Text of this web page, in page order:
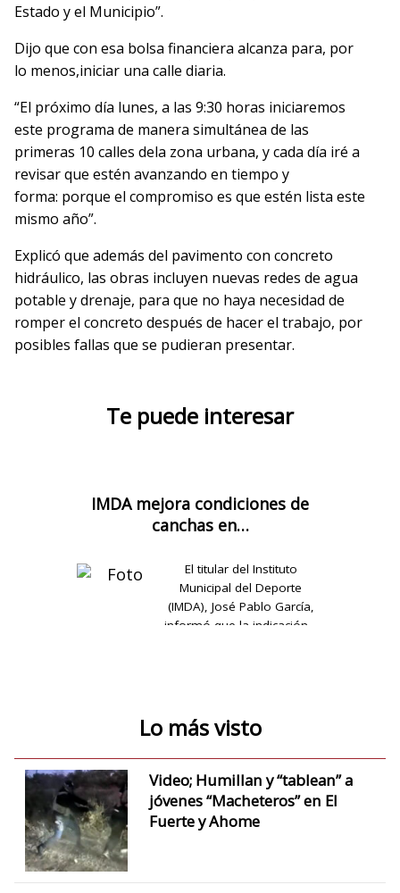
Estado y el Municipio”.
Dijo que con esa bolsa financiera alcanza para, por
lo menos,iniciar una calle diaria.
“El próximo día lunes, a las 9:30 horas iniciaremos
este programa de manera simultánea de las
primeras 10 calles dela zona urbana, y cada día iré a
revisar que estén avanzando en tiempo y
forma: porque el compromiso es que estén lista este
mismo año”.
Explicó que además del pavimento con concreto
hidráulico, las obras incluyen nuevas redes de agua
potable y drenaje, para que no haya necesidad de
romper el concreto después de hacer el trabajo, por
posibles fallas que se pudieran presentar.
Te puede interesar
IMDA mejora condiciones de
canchas en…
El titular del Instituto
Municipal del Deporte
(IMDA), José Pablo García,
informó que la indicación…
Lo más visto
Video; Humillan y “tablean” a
jóvenes “Macheteros” en El
Fuerte y Ahome